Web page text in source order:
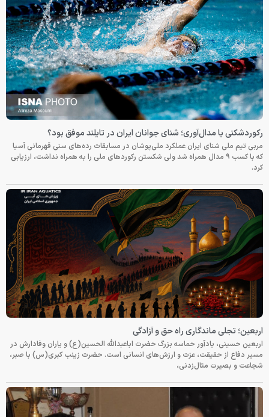
رکوردشکنی یا مدال‌آوری؛ شنای جوانان ایران در تایلند موفق بود؟
مربی تیم ملی شنای ایران عملکرد ملی‌پوشان در مسابقات رده‌های سنی قهرمانی آسیا
که با کسب ۹ مدال همراه شد ولی شکستن رکوردهای ملی را به همراه نداشت، ارزیابی
کرد.
اربعین؛ تجلی ماندگاری راه حق و آزادگی
اربعین حسینی، یادآور حماسه بزرگ حضرت اباعبدالله الحسین(ع) و یاران وفادارش در
مسیر دفاع از حقیقت، عزت و ارزش‌های انسانی است. حضرت زینب کبری(س) با صبر،
شجاعت و بصیرت مثال‌زدنی،